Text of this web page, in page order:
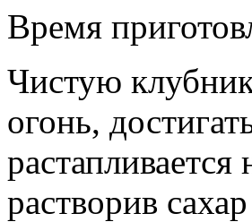
Время
Чистую
огонь,
растворив